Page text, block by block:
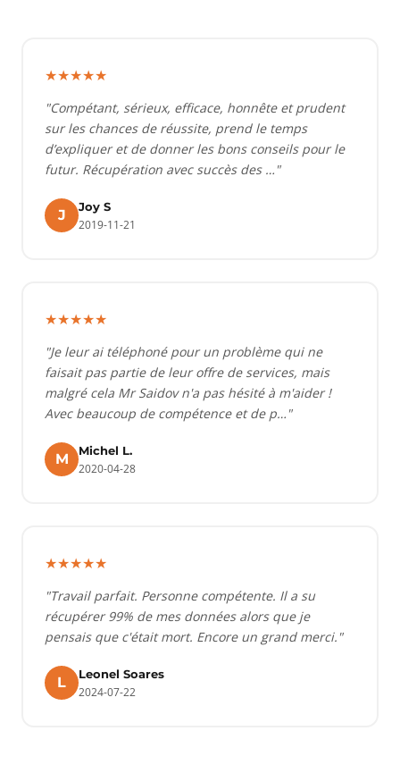
★★★★★
"Compétant, sérieux, efficace, honnête et prudent
sur les chances de réussite, prend le temps
d’expliquer et de donner les bons conseils pour le
futur. Récupération avec succès des …"
J
Joy S
2019-11-21
★★★★★
"Je leur ai téléphoné pour un problème qui ne
faisait pas partie de leur offre de services, mais
malgré cela Mr Saidov n'a pas hésité à m'aider !
Avec beaucoup de compétence et de p…"
M
Michel L.
2020-04-28
★★★★★
"Travail parfait. Personne compétente. Il a su
récupérer 99% de mes données alors que je
pensais que c'était mort. Encore un grand merci."
L
Leonel Soares
2024-07-22